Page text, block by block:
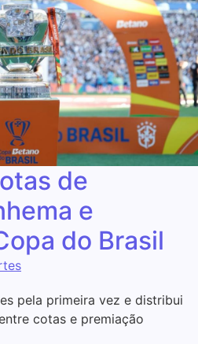
de
e
do Brasil
pela primeira vez e distribui
cotas e premiação